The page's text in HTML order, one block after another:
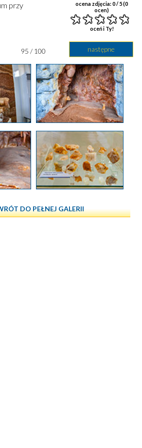
ocena zdjęcia:0/ 5 (0
ocen)
oceń i Ty!
przy
następne
95 / 100
DO PEŁNEJ GALERII